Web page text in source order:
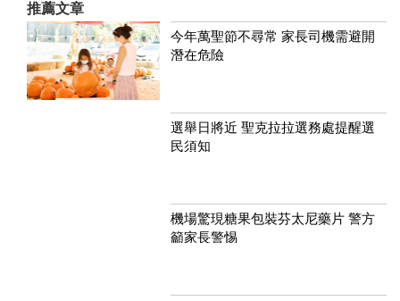
推薦文章
今年萬聖節不尋常 家長司機需避開
潛在危險
選舉日將近 聖克拉拉選務處提醒選
民須知
機場驚現糖果包裝芬太尼藥片 警方
籲家長警惕